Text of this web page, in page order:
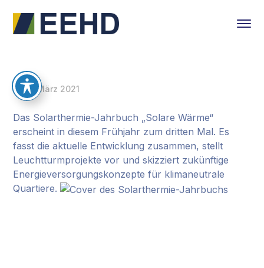
19. März 2021
Das Solarthermie-Jahrbuch „Solare Wärme“
erscheint in diesem Frühjahr zum dritten Mal. Es
fasst die aktuelle Entwicklung zusammen, stellt
Leuchtturmprojekte vor und skizziert zukünftige
Energieversorgungskonzepte für klimaneutrale
Quartiere.